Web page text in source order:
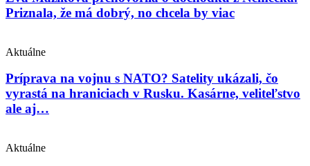
Priznala, že má dobrý, no chcela by viac
Aktuálne
Príprava na vojnu s NATO? Satelity ukázali, čo
vyrastá na hraniciach v Rusku. Kasárne, veliteľstvo
ale aj…
Aktuálne